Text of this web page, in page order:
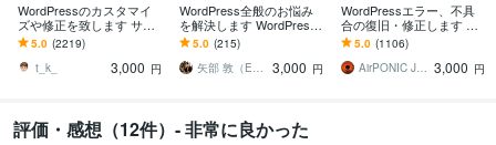
WordPressのカスタマイ
ズや修正を致します サイ
トのカスタマイズ・レイ
アウト変更致します
5.0 (2219)
t_k_
3,000 円
WordPress全般のお悩み
を解決します WordPress
の修正、カスタマイズ、
問題解決などお任せ！
5.0 (215)
矢部 敦（Edel Hearts）
3,000 円
WordPressエラー、不具
合の復旧・修正します ワ
ードプレスログイン、マ
ルウェア、サイトエラー
改善を即日対応
5.0 (1106)
AirPONIC JOHN（ジョン） 3,000 円
評価・感想（12件）- 非常に良かった